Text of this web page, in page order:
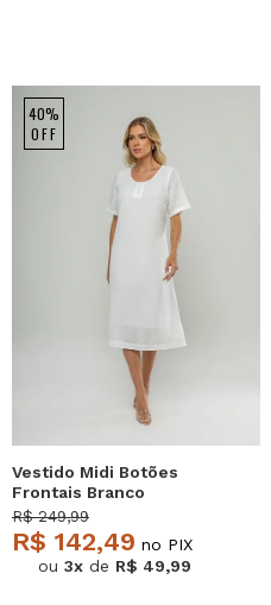
40%
OFF
Vestido Midi Botões
Frontais Branco
Salvatore
R$ 249,99
R$ 142,49 no PIX
ou 3x de R$ 49,99